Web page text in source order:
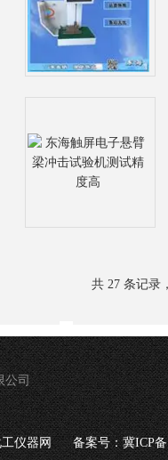
共 27 条记录
公司
仪器网 备案号：冀ICP